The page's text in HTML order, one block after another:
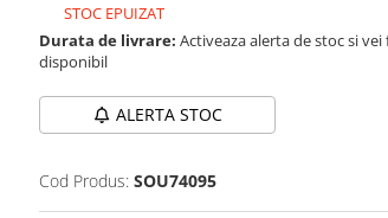
STOC EPUIZAT
Durata de livrare: Activeaza alerta de stoc si
disponibil
ALERTA STOC
Cod Produs: SOU74095